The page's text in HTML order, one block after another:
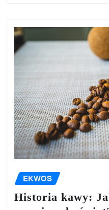
EKWOS
Historia kawy: